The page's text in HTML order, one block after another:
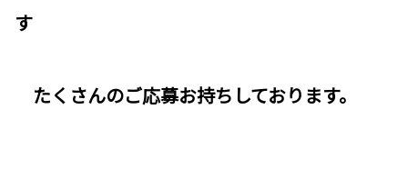
す
たくさんのご応募お持ちしております。